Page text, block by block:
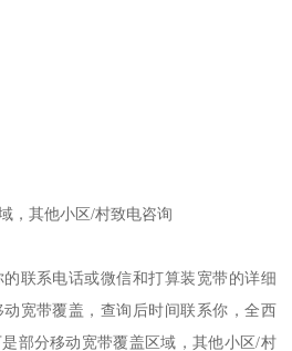
，其他小区/村致电咨询
联系电话或微信和打算装宽带的详细
宽带覆盖，查询后时间联系你，全西
部分移动宽带覆盖区域，其他小区/村